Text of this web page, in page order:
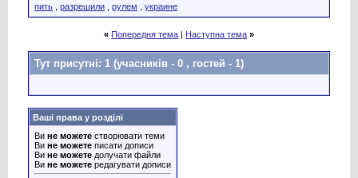
пить
разрешили рулем украине
« Попередня тема | Наступна тема »
Тут присутні: 1 (учасників - 0 , гостей - 1)
Ваші права у розділі
Ви не можете створювати теми
Ви не можете писати дописи
Ви не можете долучати файли
Ви не можете редагувати дописи